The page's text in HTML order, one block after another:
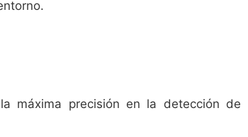
máxima precisión en la detección de